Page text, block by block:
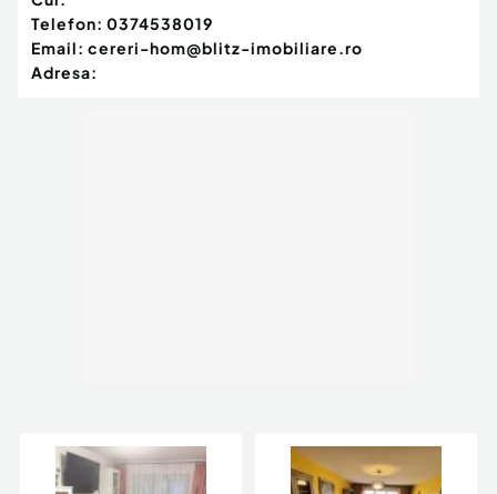
Telefon: 0374538019
Email: cereri-hom@blitz-imobiliare.ro
Adresa: